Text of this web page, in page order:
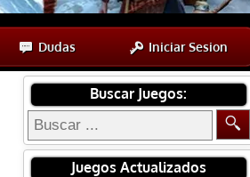
Dudas Iniciar Sesion
Buscar Juegos:
Juegos Actualizados